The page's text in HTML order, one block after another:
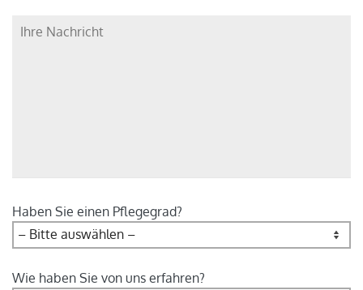
Haben Sie einen Pflegegrad?
Wie haben Sie von uns erfahren?